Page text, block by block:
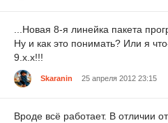
...Новая 8-я линейка пакета
Ну и как это понимать? Или я
9.х.х!!!
Skaranin 25 апреля 2012 23:15
Вроде всё работает. В отличии